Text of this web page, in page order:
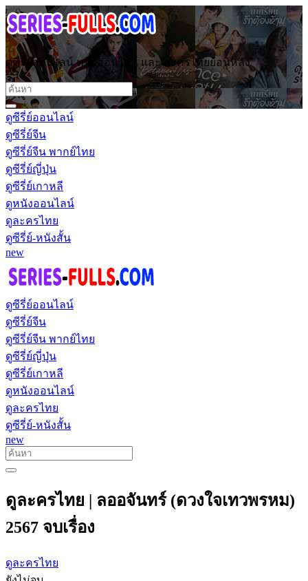
ดูซีรี่ย์ออนไลน์ หนังออนไลน์ และ ละครไทยย้อนหลัง
ดูซีรี่ย์ออนไลน์
ดูซีรี่ย์จีน
ดูซีรี่ย์จีน พากย์ไทย
ดูซีรี่ย์ญี่ปุ่น
ดูซีรี่ย์เกาหลี
ดูหนังออนไลน์
ดูละครไทย
ดูซีรี่ย์-หนังสั้น
new
ดูซีรี่ย์ออนไลน์
ดูซีรี่ย์จีน
ดูซีรี่ย์จีน พากย์ไทย
ดูซีรี่ย์ญี่ปุ่น
ดูซีรี่ย์เกาหลี
ดูหนังออนไลน์
ดูละครไทย
ดูซีรี่ย์-หนังสั้น
new
ดูละครไทย | ลออจันทร์ (ดวงใจเทวพรหม)
2567 จบเรื่อง
ดูละครไทย